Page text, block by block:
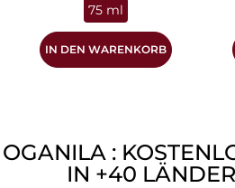
75 ml
IN DEN WARENKORB
OGANILA :
IN +40